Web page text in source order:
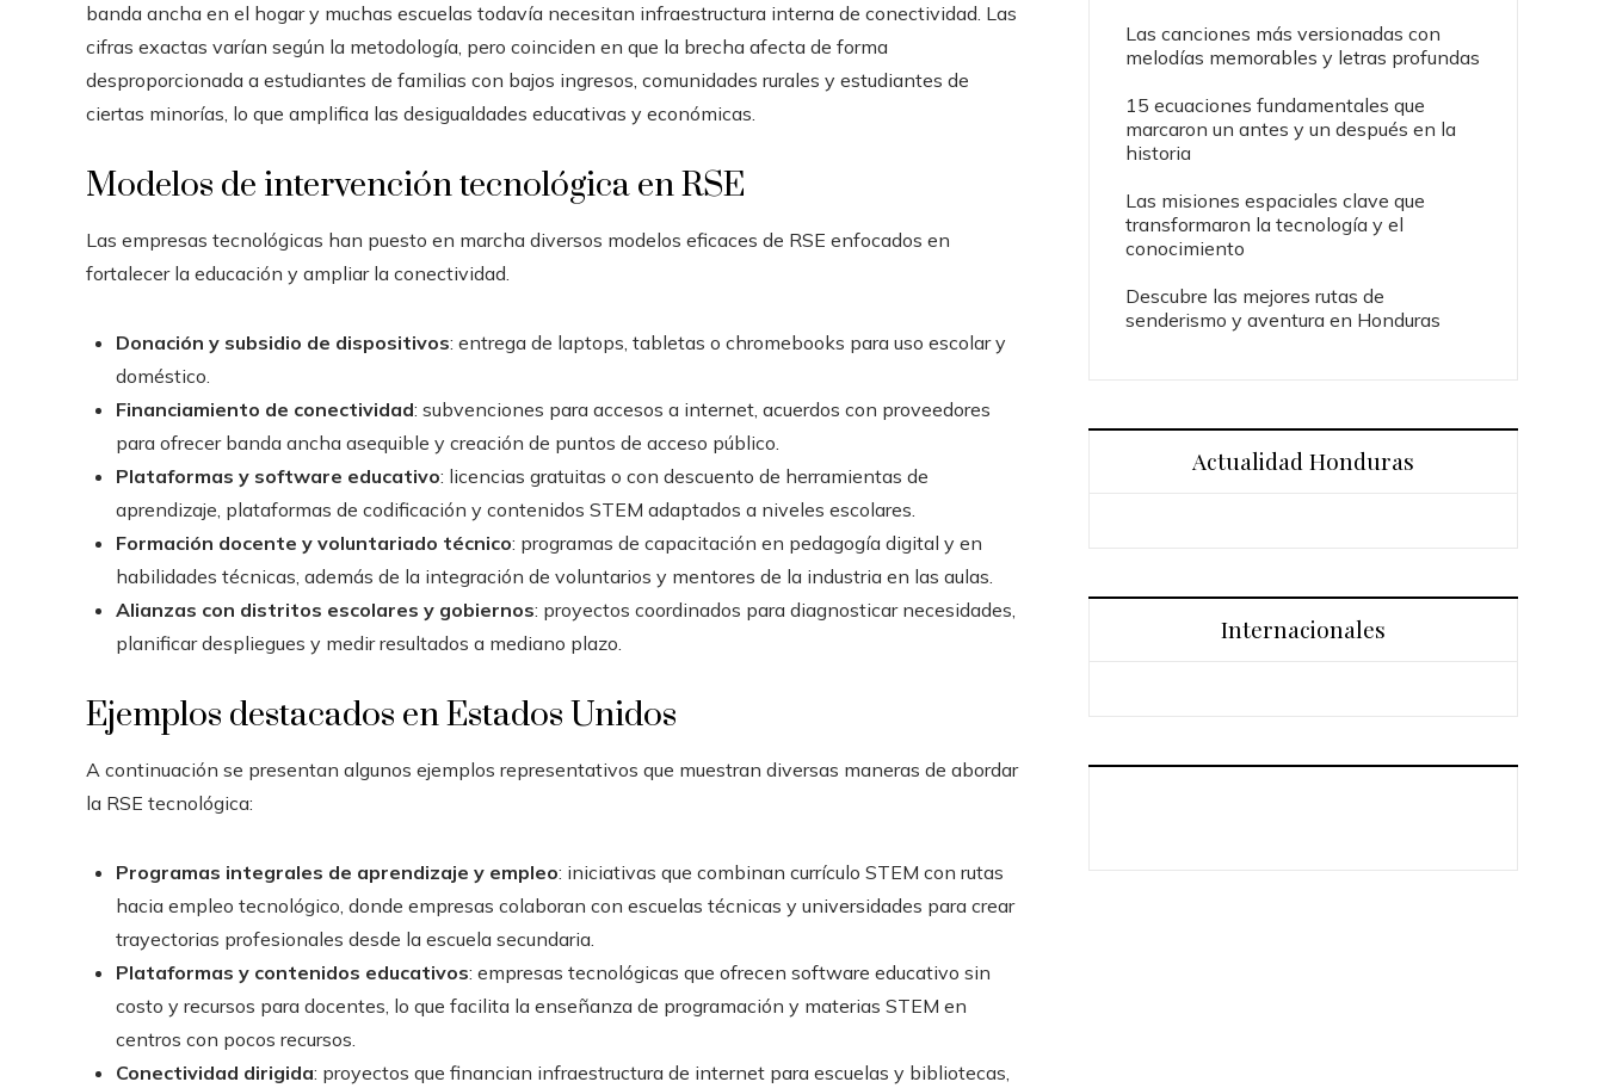
banda ancha en el hogar y muchas escuelas todavía necesitan infraestructura interna de conectividad. Las
cifras exactas varían según la metodología, pero coinciden en que la brecha afecta de forma
desproporcionada a estudiantes de familias con bajos ingresos, comunidades rurales y estudiantes de
ciertas minorías, lo que amplifica las desigualdades educativas y económicas.
Modelos de intervención tecnológica en RSE
Las empresas tecnológicas han puesto en marcha diversos modelos eficaces de RSE enfocados en
fortalecer la educación y ampliar la conectividad.
Donación y subsidio de dispositivos: entrega de laptops, tabletas o chromebooks para uso escolar y
doméstico.
Financiamiento de conectividad: subvenciones para accesos a internet, acuerdos con proveedores
para ofrecer banda ancha asequible y creación de puntos de acceso público.
Plataformas y software educativo: licencias gratuitas o con descuento de herramientas de
aprendizaje, plataformas de codificación y contenidos STEM adaptados a niveles escolares.
Formación docente y voluntariado técnico: programas de capacitación en pedagogía digital y en
habilidades técnicas, además de la integración de voluntarios y mentores de la industria en las aulas.
Alianzas con distritos escolares y gobiernos: proyectos coordinados para diagnosticar necesidades,
planificar despliegues y medir resultados a mediano plazo.
Ejemplos destacados en Estados Unidos
A continuación se presentan algunos ejemplos representativos que muestran diversas maneras de abordar
la RSE tecnológica:
Programas integrales de aprendizaje y empleo: iniciativas que combinan currículo STEM con rutas
hacia empleo tecnológico, donde empresas colaboran con escuelas técnicas y universidades para crear
trayectorias profesionales desde la escuela secundaria.
Plataformas y contenidos educativos: empresas tecnológicas que ofrecen software educativo sin
costo y recursos para docentes, lo que facilita la enseñanza de programación y materias STEM en
centros con pocos recursos.
Conectividad dirigida: proyectos que financian infraestructura de internet para escuelas y bibliotecas,
Las canciones más versionadas con
melodías memorables y letras profundas
15 ecuaciones fundamentales que
marcaron un antes y un después en la
historia
Las misiones espaciales clave que
transformaron la tecnología y el
conocimiento
Descubre las mejores rutas de
senderismo y aventura en Honduras
Actualidad Honduras
Internacionales